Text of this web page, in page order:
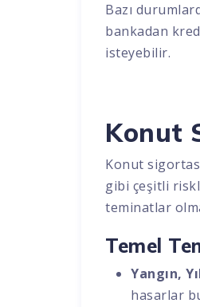
Bazı
bankadan
isteyebilir.
Konut
Konut
gibi çeşitli
teminatlar
Temel
Yangın,
hasarlar